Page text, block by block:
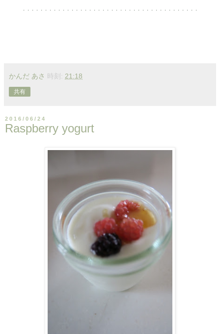
・・・・・・・・・・・・・・・・・・・・・・・・・・・・・・・・・・・・・・・・
かんだ あさ 時刻: 21:18
共有
2016/06/24
Raspberry yogurt